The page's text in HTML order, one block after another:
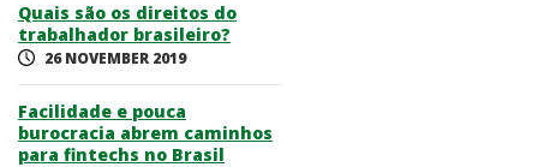
Quais são os direitos do
trabalhador brasileiro?
26 NOVEMBER 2019
Facilidade e pouca
burocracia abrem caminhos
para fintechs no Brasil